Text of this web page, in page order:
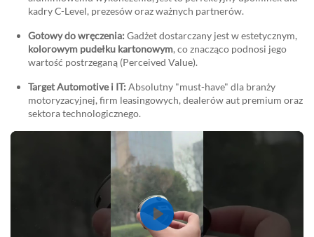
kadry C-Level, prezesów oraz ważnych partnerów.
Gotowy do wręczenia: Gadżet dostarczany jest w estetycznym,
kolorowym pudełku kartonowym, co znacząco podnosi jego
wartość postrzeganą (Perceived Value).
Target Automotive i IT: Absolutny "must-have" dla branży
motoryzacyjnej, firm leasingowych, dealerów aut premium oraz
sektora technologicznego.
Play